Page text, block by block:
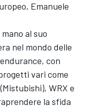
Emanuele
al suo
nel mondo delle
con
vari come
WRX e
la sfida